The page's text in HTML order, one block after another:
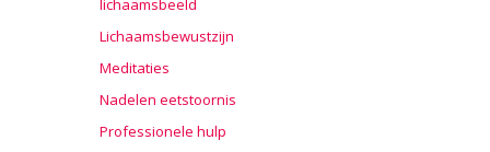
lichaamsbeeld
Lichaamsbewustzijn
Meditaties
Nadelen eetstoornis
Professionele hulp